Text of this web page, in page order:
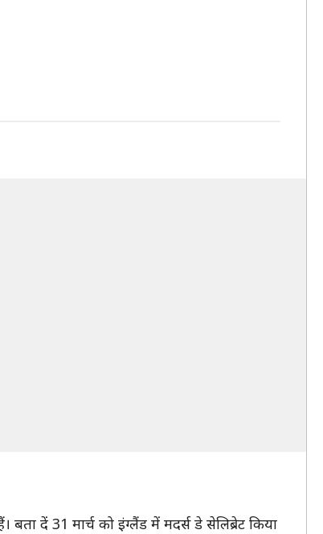
दें 31 मार्च को इंग्लैंड में मदर्स डे सेलिब्रेट किया